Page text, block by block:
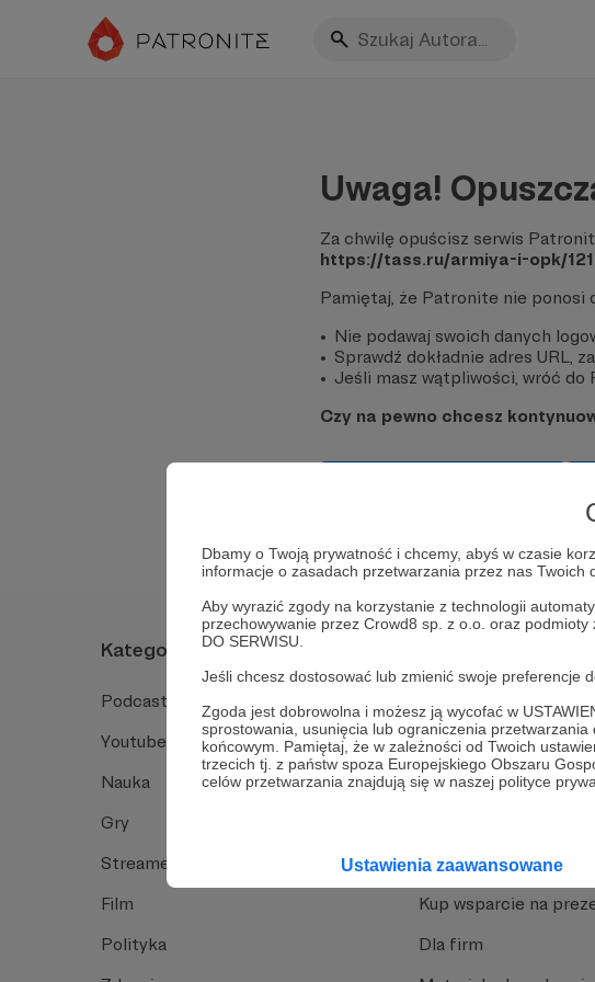
Dbamy o Twoją prywatność i chcemy, abyś w czasie
informacje o zasadach przetwarzania przez nas Twoich
Aby wyrazić zgody na korzystanie z technologii
przechowywanie przez Crowd8 sp. z o.o. oraz
DO SERWISU.
Jeśli chcesz dostosować lub zmienić swoje preferencje
Zgoda jest dobrowolna i możesz ją wycofać w
sprostowania, usunięcia lub ograniczenia
końcowym. Pamiętaj, że w zależności od Twoich
trzecich tj. z państw spoza Europejskiego Obszaru
celów przetwarzania znajdują się w naszej polityce
Ustawienia zaawansowane
Uwaga!
Za chwilę opuścisz serwis
https://tass.ru/armiya-i-opk/
Pamiętaj, że Patronite nie ponosi
Nie podawaj swoich danych
Sprawdź dokładnie adres URL,
Jeśli masz wątpliwości, wróć
Czy na pewno chcesz
Kategorie
Podcast
Youtube
Nauka
Gry
Streamerzy
Film
Polityka
Jak to działa
Funkcje Patronite
Dlaczego Patronite?
Opinie Twórców
Kup wsparcie na
Dla firm